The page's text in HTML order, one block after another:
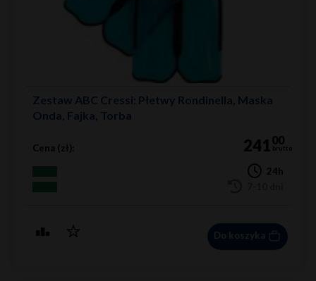
Zestaw ABC Cressi: Płetwy Rondinella, Maska
Onda, Fajka, Torba
Cena (zł): 24100
brutto
24h
Do koszyka